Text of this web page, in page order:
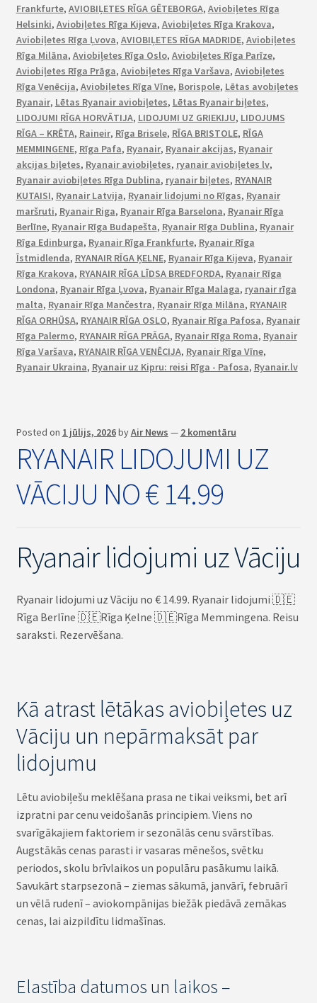
Frankfurte, AVIOBIĻETES RĪGA GĒTEBORGA, Aviobiļetes Rīga
Helsinki, Aviobiļetes Rīga Kijeva, Aviobiļetes Rīga Krakova,
Aviobiļetes Rīga Ļvova, AVIOBIĻETES RĪGA MADRIDE, Aviobiļetes
Rīga Milāna, Aviobiļetes Rīga Oslo, Aviobiļetes Rīga Parīze,
Aviobiļetes Rīga Prāga, Aviobiļetes Rīga Varšava, Aviobiļetes
Rīga Venēcija, Aviobiļetes Rīga Vīne, Borispole, Lētas avobiļetes
Ryanair, Lētas Ryanair aviobiļetes, Lētas Ryanair biļetes,
LIDOJUMI RĪGA HORVĀTIJA, LIDOJUMI UZ GRIEKIJU, LIDOJUMS
RĪGA – KRĒTA, Raineir, Rīga Brisele, RĪGA BRISTOLE, RĪGA
MEMMINGENE, Rīga Pafa, Ryanair, Ryanair akcijas, Ryanair
akcijas biļetes, Ryanair aviobiļetes, ryanair aviobiļetes lv,
Ryanair aviobiļetes Rīga Dublina, ryanair biļetes, RYANAIR
KUTAISI, Ryanair Latvija, Ryanair lidojumi no Rīgas, Ryanair
maršruti, Ryanair Riga, Ryanair Rīga Barselona, Ryanair Rīga
Berlīne, Ryanair Rīga Budapešta, Ryanair Rīga Dublina, Ryanair
Rīga Edinburga, Ryanair Rīga Frankfurte, Ryanair Rīga
Īstmidlenda, RYANAIR RĪGA ĶELNE, Ryanair Rīga Kijeva, Ryanair
Rīga Krakova, RYANAIR RĪGA LĪDSA BREDFORDA, Ryanair Rīga
Londona, Ryanair Rīga Ļvova, Ryanair Rīga Malaga, ryanair rīga
malta, Ryanair Rīga Mančestra, Ryanair Rīga Milāna, RYANAIR
RĪGA ORHŪSA, RYANAIR RĪGA OSLO, Ryanair Rīga Pafosa, Ryanair
Rīga Palermo, RYANAIR RĪGA PRĀGA, Ryanair Rīga Roma, Ryanair
Rīga Varšava, RYANAIR RĪGA VENĒCIJA, Ryanair Rīga Vīne,
Ryanair Ukraina, Ryanair uz Kipru: reisi Rīga - Pafosa, Ryanair.lv
Posted on 1 jūlijs, 2026byAir News — 2 komentāru
RYANAIR LIDOJUMI UZ
VĀCIJU NO € 14.99
Ryanair lidojumi uz Vāciju
Ryanair lidojumi uz Vāciju no € 14.99. Ryanair lidojumi 🇩🇪
Rīga Berlīne 🇩🇪Rīga Ķelne 🇩🇪Rīga Memmingena. Reisu
saraksti. Rezervēšana.
Kā atrast lētākas aviobiļetes uz
Vāciju un nepārmaksāt par
lidojumu
Lētu aviobiļešu meklēšana prasa ne tikai veiksmi, bet arī
izpratni par cenu veidošanās principiem. Viens no
svarīgākajiem faktoriem ir sezonālās cenu svārstības.
Augstākās cenas parasti ir vasaras mēnešos, svētku
periodos, skolu brīvlaikos un populāru pasākumu laikā.
Savukārt starpsezonā – ziemas sākumā, janvārī, februārī
un vēlā rudenī – aviokompānijas biežāk piedāvā zemākas
cenas, lai aizpildītu lidmašīnas.
Elastība datumos un laikos –